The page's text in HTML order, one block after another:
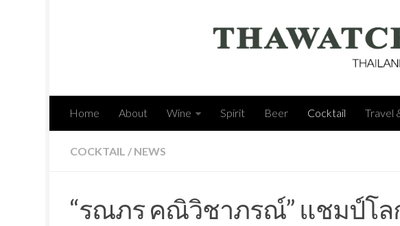
Home About Wine Spirit Beer Cocktail Travel
COCKTAIL / NEWS
“รณภร คณิวิชาภรณ์” แชมป์โลก